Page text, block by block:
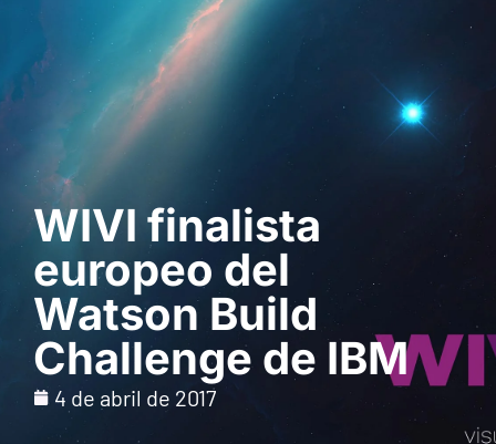
WIVI finalista
europeo del
Watson Build
Challenge de IBM
4 de abril de 2017